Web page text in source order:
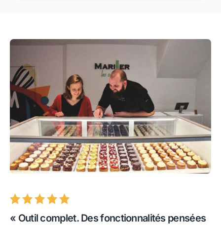
« Outil complet. Des fonctionnalités pensées